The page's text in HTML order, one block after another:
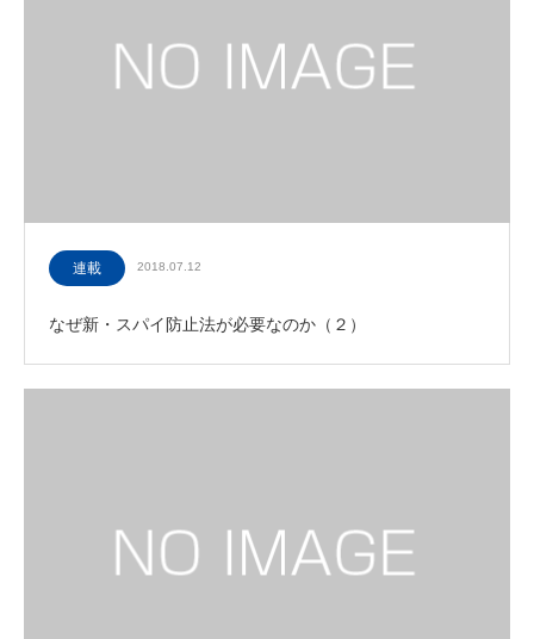
連載 2018.07.12
なぜ新・スパイ防止法が必要なのか（２）